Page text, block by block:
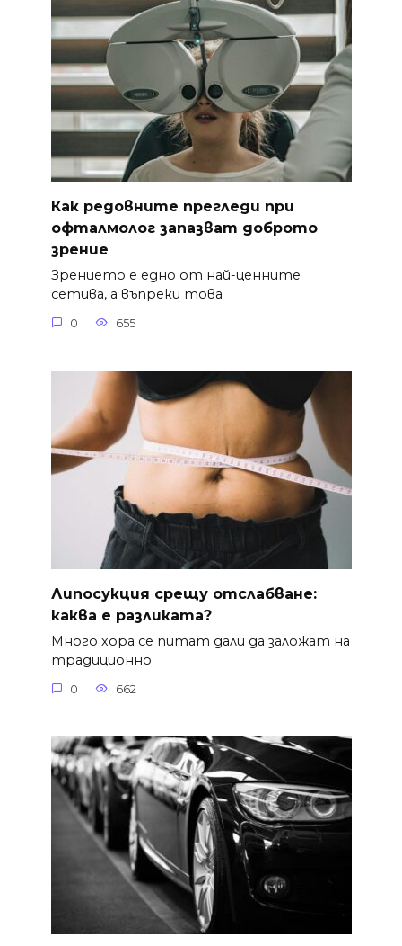
Как редовните прегледи при
офталмолог запазват доброто
зрение
Зрението е едно от най-ценните
сетива, а въпреки това
0 655
Липосукция срещу отслабване:
каква е разликата?
Много хора се питат дали да заложат на
традиционно
0 662